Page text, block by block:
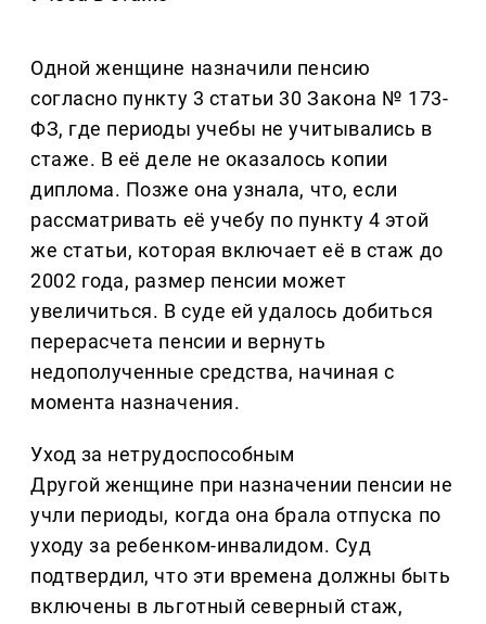
Одной женщине назначили пенсию
согласно пункту 3 статьи 30 Закона № 173-
ФЗ, где периоды учебы не учитывались в
стаже. В её деле не оказалось копии
диплома. Позже она узнала, что, если
рассматривать её учебу по пункту 4 этой
же статьи, которая включает её в стаж до
2002 года, размер пенсии может
увеличиться. В суде ей удалось добиться
перерасчета пенсии и вернуть
недополученные средства, начиная с
момента назначения.
Уход за нетрудоспособным
Другой женщине при назначении пенсии не
учли периоды, когда она брала отпуска по
уходу за ребенком-инвалидом. Суд
подтвердил, что эти времена должны быть
включены в льготный северный стаж,